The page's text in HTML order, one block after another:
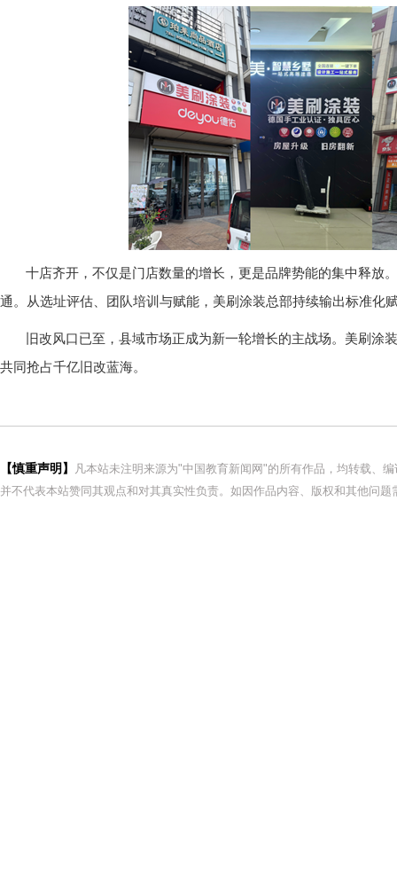
十店齐开，不仅是门店数量的增长，更是品牌势能的集中释放
通。从选址评估、团队培训与赋能，美刷涂装总部持续输出标准化
旧改风口已至，县域市场正成为新一轮增长的主战场。美刷
共同抢占千亿旧改蓝海。
【慎重声明】
凡本站未注明来源为"中国教育新闻网"的所有作品，均转载、
并不代表本站赞同其观点和对其真实性负责。如因作品内容、版权和其他问